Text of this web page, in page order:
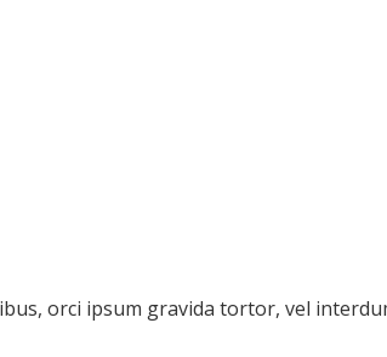
orci ipsum gravida tortor, vel